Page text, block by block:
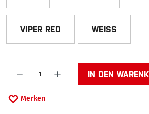
VIPER RED WEISS
Produkt Anzahl: Gib den
IN DEN
Merken